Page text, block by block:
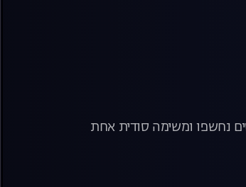
נחשפו ומשימה סודית אחת